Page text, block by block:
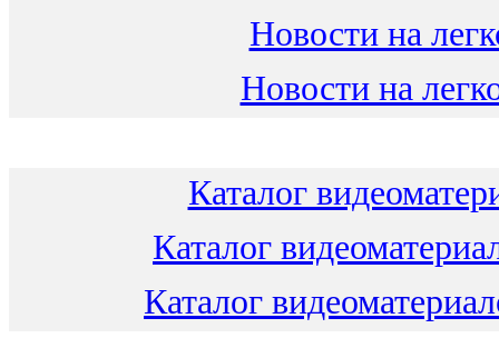
Новости на
Новости на
Каталог
Каталог
Каталог